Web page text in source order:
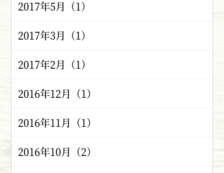
2017年5月（1）
2017年3月（1）
2017年2月（1）
2016年12月（1）
2016年11月（1）
2016年10月（2）